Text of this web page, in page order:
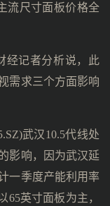
流尺寸面板价格全
经记者分析说，此
需求三个方面影响
武汉10.5代线处
影响，因为武汉延
一季度产能利用率
65英寸面板为主，